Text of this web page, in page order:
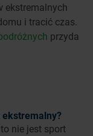
ekstremalnych
i tracić czas.
przyda
nie jest sport